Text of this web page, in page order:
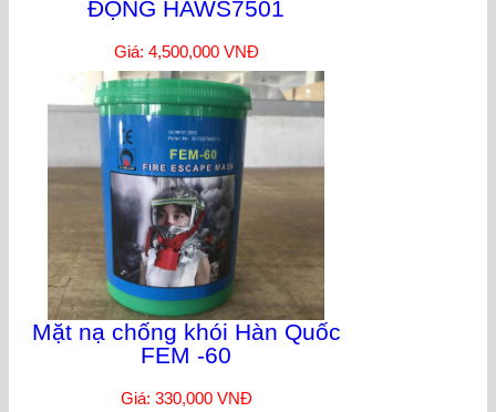
ĐỘNG HAWS7501
Giá: 4,500,000 VNĐ
Mặt nạ chống khói Hàn Quốc
FEM -60
Giá: 330,000 VNĐ